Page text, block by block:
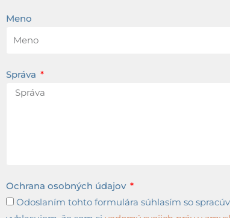
Meno
Správa
Ochrana osobných údajov
Odoslaním tohto formulára súhlasím so